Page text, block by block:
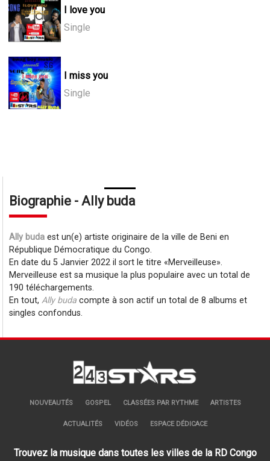
I love you
Single
I miss you
Single
Biographie - Ally buda
Ally buda est un(e) artiste originaire de la ville de Beni en
République Démocratique du Congo.
En date du 5 Janvier 2022 il sort le titre Merveilleuse .
Merveilleuse est sa musique la plus populaire avec un total de
190 téléchargements.
En tout,Ally buda compte à son actif un total de 8 albums et
singles confondus.
NOUVEAUTÉS GOSPEL CLASSÉES PAR RYTHME ARTISTES
ACTUALITÉS VIDÉOS ESPACE DÉDICACE
Trouvez la musique dans toutes les villes de la RD Congo